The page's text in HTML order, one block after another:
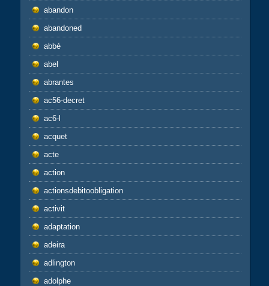
abandon
abandoned
abbé
abel
abrantes
ac56-decret
ac6-l
acquet
acte
action
actionsdebitoobligation
activit
adaptation
adeira
adlington
adolphe